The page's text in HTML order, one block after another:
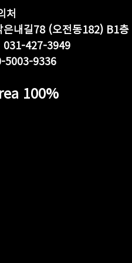
처
은내길78 (오전동182) B1
031-427-3949
5003-9336
100%